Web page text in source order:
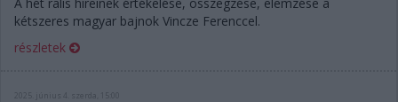
kétszeres magyar bajnok Vincze Ferenccel.
részletek
2025. június 4. szerda, 15:00